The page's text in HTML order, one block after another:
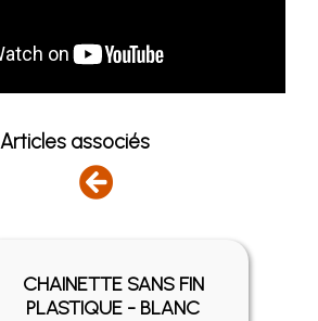
Articles associés
CHAINETTE SANS FIN
PLASTIQUE - BLANC